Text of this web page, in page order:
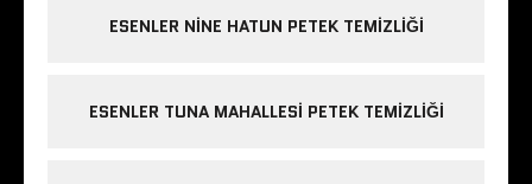
ESENLER NINE HATUN PETEK TEMIZLIĞI
ESENLER TUNA MAHALLESI PETEK TEMIZLIĞI